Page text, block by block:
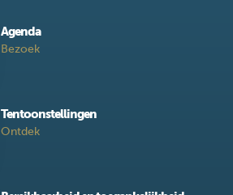
Agenda
Bezoek
Tentoonstellingen
Ontdek